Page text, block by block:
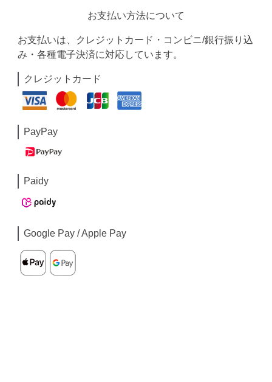
お支払い方法について
お支払いは、クレジットカード・コンビニ/銀行振り込
み・各種電子決済に対応しています。
クレジットカード
PayPay
Paidy
Google Pay / Apple Pay